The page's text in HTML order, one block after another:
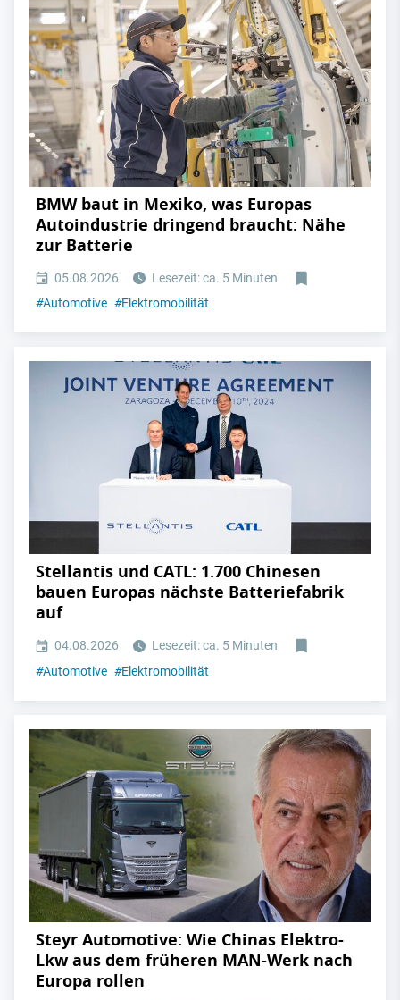
BMW baut in Mexiko, was Europas
Autoindustrie dringend braucht: Nähe
zur Batterie
05.08.2026
Lesezeit: ca. 5 Minuten
#Automotive #Elektromobilität
Stellantis und CATL: 1.700 Chinesen
bauen Europas nächste Batteriefabrik
auf
04.08.2026
Lesezeit: ca. 5 Minuten
#Automotive #Elektromobilität
Steyr Automotive: Wie Chinas Elektro-
Lkw aus dem früheren MAN-Werk nach
Europa rollen